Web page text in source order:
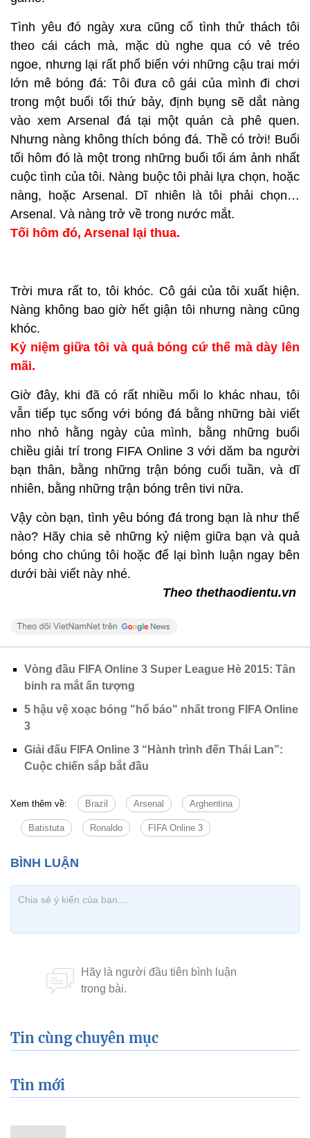
Tình yêu đó ngày xưa cũng cố tình thử thách tôi
theo cái cách mà, mặc dù nghe qua có vẻ tréo
ngoe, nhưng lại rất phổ biến với những cậu trai mới
lớn mê bóng đá: Tôi đưa cô gái của mình đi chơi
trong một buổi tối thứ bảy, định bụng sẽ dắt nàng
vào xem Arsenal đá tại một quán cà phê quen.
Nhưng nàng không thích bóng đá. Thề có trời! Buổi
tối hôm đó là một trong những buổi tối ám ảnh nhất
cuộc tình của tôi. Nàng buộc tôi phải lựa chọn, hoặc
nàng, hoặc Arsenal. Dĩ nhiên là tôi phải chọn…
Arsenal. Và nàng trở về trong nước mắt.
Tối hôm đó, Arsenal lại thua.
Trời mưa rất to, tôi khóc. Cô gái của tôi xuất hiện.
Nàng không bao giờ hết giận tôi nhưng nàng cũng
khóc.
Kỷ niệm giữa tôi và quả bóng cứ thế mà dày lên
mãi.
Giờ đây, khi đã có rất nhiều mối lo khác nhau, tôi
vẫn tiếp tục sống với bóng đá bằng những bài viết
nho nhỏ hằng ngày của mình, bằng những buổi
chiều giải trí trong FIFA Online 3 với dăm ba người
bạn thân, bằng những trận bóng cuối tuần, và dĩ
nhiên, bằng những trận bóng trên tivi nữa.
Vậy còn bạn, tình yêu bóng đá trong bạn là như thế
nào? Hãy chia sẻ những kỷ niệm giữa bạn và quả
bóng cho chúng tôi hoặc để lại bình luận ngay bên
dưới bài viết này nhé.
Theo thethaodientu.vn
Vòng đầu FIFA Online 3 Super League Hè 2015: Tân
binh ra mắt ấn tượng
5 hậu vệ xoạc bóng "hổ báo" nhất trong FIFA Online
3
Giải đấu FIFA Online 3 “Hành trình đến Thái Lan”:
Cuộc chiến sắp bắt đầu
Xem thêm về: Brazil Arsenal Arghentina
Batistuta Ronaldo FIFA Online 3
Tin cùng chuyên mục
Tin mới